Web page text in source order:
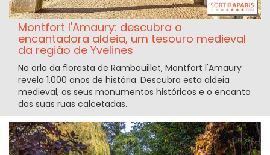
Montfort l'Amaury: descubra a
encantadora aldeia, um tesouro medieval
da região de Yvelines
Na orla da floresta de Rambouillet, Montfort l'Amaury
revela 1.000 anos de história. Descubra esta aldeia
medieval, os seus monumentos históricos e o encanto
das suas ruas calcetadas.